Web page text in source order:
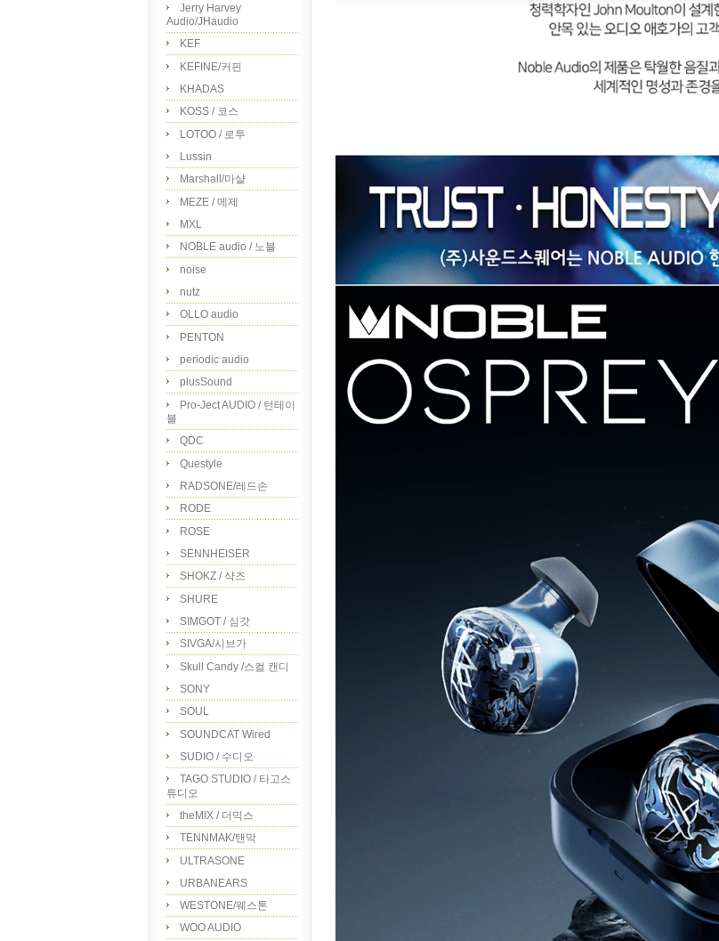
Jerry Harvey
Audio/JHaudio
KEF
KEFINE/커핀
KHADAS
KOSS / 코스
LOTOO / 로투
Lussin
Marshall/마샬
MEZE / 메제
MXL
NOBLE audio / 노블
noise
nutz
OLLO audio
PENTON
periodic audio
plusSound
Pro-Ject AUDIO / 턴테이
블
QDC
Questyle
RADSONE/레드손
RODE
ROSE
SENNHEISER
SHOKZ / 샥즈
SHURE
SIMGOT / 심갓
SIVGA/시브가
Skull Candy /스컬 캔디
SONY
SOUL
SOUNDCAT Wired
SUDIO / 수디오
TAGO STUDIO / 타고스
튜디오
theMIX / 더믹스
TENNMAK/탠막
ULTRASONE
URBANEARS
WESTONE/웨스톤
WOO AUDIO